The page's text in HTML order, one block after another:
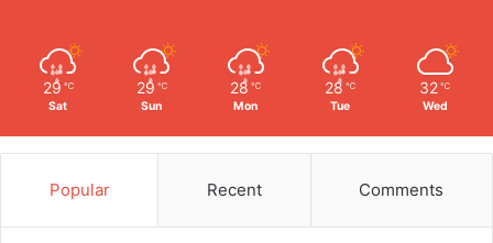
29 ℃
Sat
29 ℃
Sun
28 ℃
Mon
28 ℃
Tue
32 ℃
Wed
Popular Recent Comments